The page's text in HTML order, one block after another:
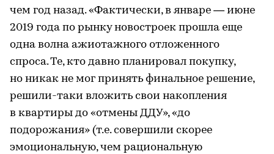
чем год назад. «Фактически, в январе — июне
2019 года по рынку новостроек прошла еще
одна волна ажиотажного отложенного
спроса. Те, кто давно планировал покупку,
но никак не мог принять финальное решение,
решили-таки вложить свои накопления
в квартиры до «отмены ДДУ», «до
подорожания» (т.е. совершили скорее
эмоциональную, чем рациональную